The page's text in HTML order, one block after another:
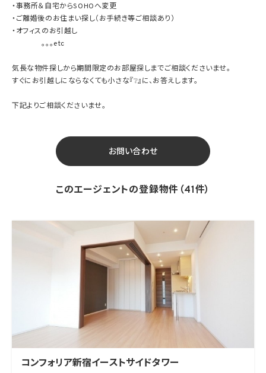
・事務所＆自宅からSOHOへ変更
・ご離婚後のお住まい探し（お手続き等ご相談あり）
・オフィスのお引越し
。。。etc
気長な物件探しから期間限定のお部屋探しまでご相談くださいませ。
すぐにお引越しにならなくても小さな『❔』に、お答えします。
下記よりご相談くださいませ。
お問い合わせ
このエージェントの登録物件（41件）
コンフォリア新宿イーストサイドタワー